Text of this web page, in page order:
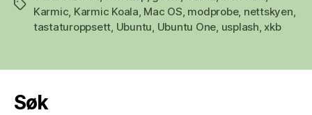
Stikkord
Karmic, Karmic Koala, Mac OS, modprobe, nettskyen,
tastaturoppsett, Ubuntu, Ubuntu One, usplash, xkb
Søk